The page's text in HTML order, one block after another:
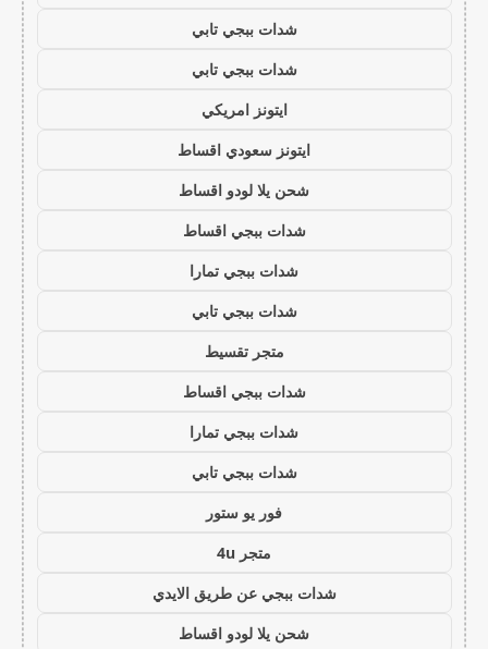
شدات ببجي تابي
شدات ببجي تابي
ايتونز امريكي
ايتونز سعودي اقساط
شحن يلا لودو اقساط
شدات ببجي اقساط
شدات ببجي تمارا
شدات ببجي تابي
متجر تقسيط
شدات ببجي اقساط
شدات ببجي تمارا
شدات ببجي تابي
فور يو ستور
متجر 4u
شدات ببجي عن طريق الايدي
شحن يلا لودو اقساط